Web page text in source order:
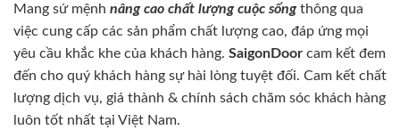
Mang sứ mệnh nâng cao chất lượng cuộc sốngthông qua
việc cung cấp các sản phẩm chất lượng cao, đáp ứng mọi
yêu cầu khắc khe của khách hàng. SaigonDoor cam kết đem
đến cho quý khách hàng sự hài lòng tuyệt đối. Cam kết chất
lượng dịch vụ, giá thành & chính sách chăm sóc khách hàng
luôn tốt nhất tại Việt Nam.